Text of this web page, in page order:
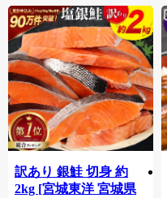
訳あり 銀鮭 切身 約
2kg [宮城東洋 宮城県